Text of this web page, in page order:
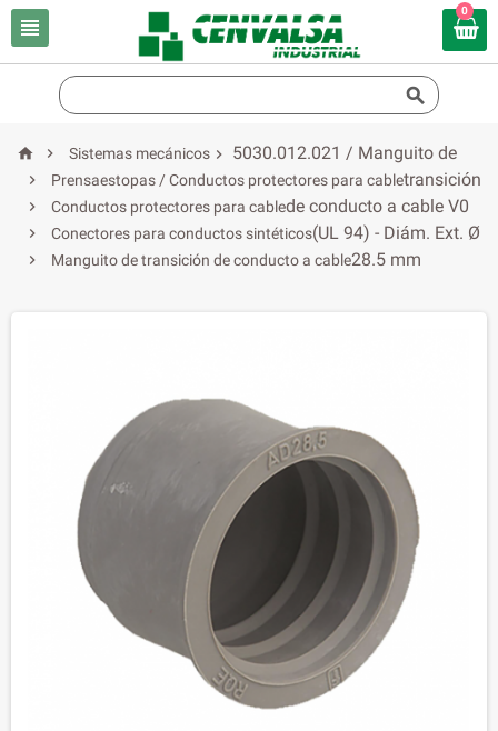

0

 
Sistemas mecánicos

Prensaestopas / Conductos protectores para cable

Conductos protectores para cable

Conectores para conductos sintéticos

Manguito de transición de conducto a cable

5030.012.021 / Manguito de
transición
de conducto a cable V0
(UL 94) - Diám. Ext. Ø
28.5 mm